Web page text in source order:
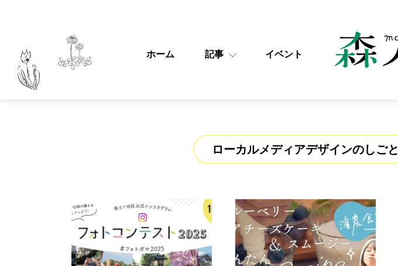
ホーム 記事 イベント
ローカルメディアデザインのしごと